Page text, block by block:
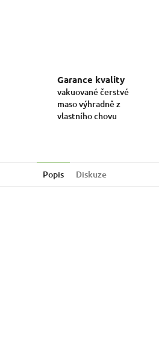
Garance kvality
vakuované čerstvé
maso výhradně z
vlastního chovu
Popis Diskuze